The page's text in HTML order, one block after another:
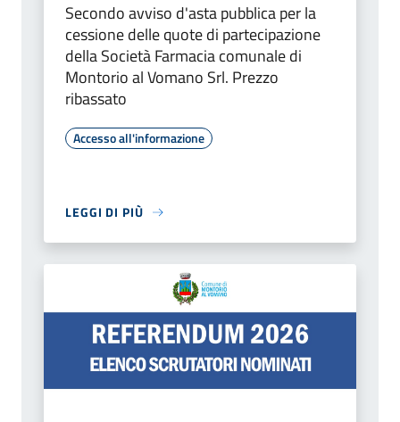
Secondo avviso d'asta pubblica per la
cessione delle quote di partecipazione
della Società Farmacia comunale di
Montorio al Vomano Srl. Prezzo
ribassato
Accesso all'informazione
LEGGI DI PIÙ